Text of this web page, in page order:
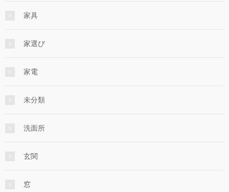
家具
家選び
家電
未分類
洗面所
玄関
窓